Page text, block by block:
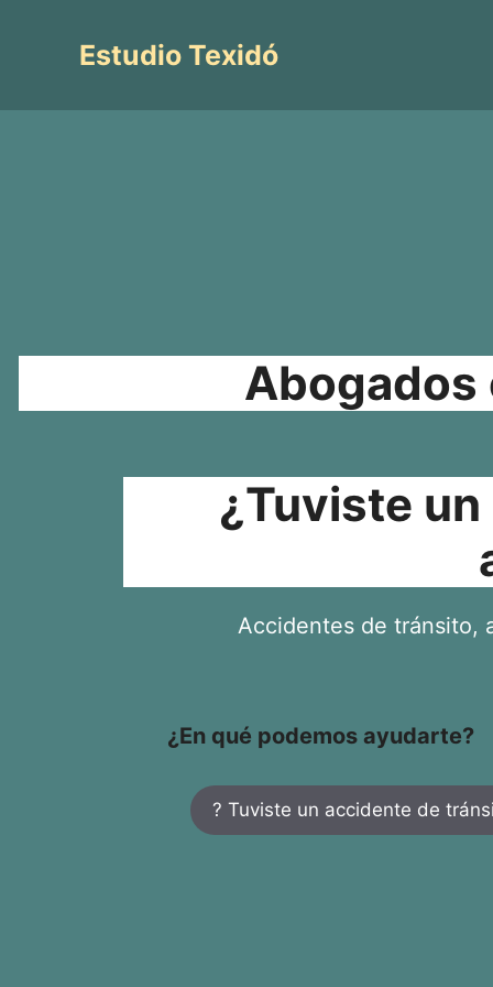
contenidoEstudio Texidó
Abogados
¿Tuviste
Accidentes de tránsito,
¿En qué podemos ayudarte?
? Tuviste un accidente de